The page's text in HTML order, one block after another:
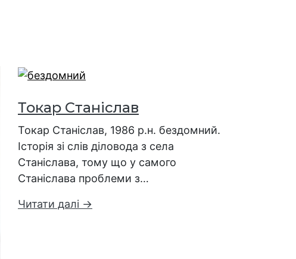
Токар Станіслав
Токар Станіслав, 1986 р.н. бездомний.
Історія зі слів діловода з села
Станіслава, тому що у самого
Станіслава проблеми з…
Читати далі →